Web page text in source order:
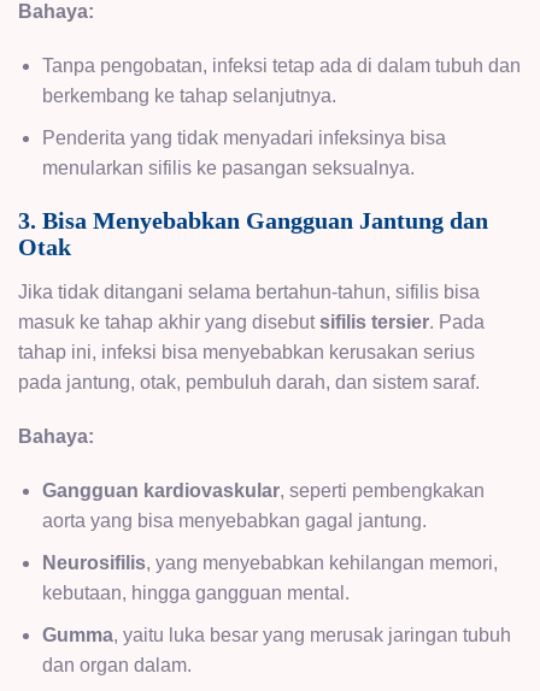
Bahaya:
Tanpa pengobatan, infeksi tetap ada di dalam tubuh dan
berkembang ke tahap selanjutnya.
Penderita yang tidak menyadari infeksinya bisa
menularkan sifilis ke pasangan seksualnya.
3. Bisa Menyebabkan Gangguan Jantung dan
Otak
Jika tidak ditangani selama bertahun-tahun, sifilis bisa
masuk ke tahap akhir yang disebutsifilis tersier. Pada
tahap ini, infeksi bisa menyebabkan kerusakan serius
pada jantung, otak, pembuluh darah, dan sistem saraf.
Bahaya:
Gangguan kardiovaskular, seperti pembengkakan
aorta yang bisa menyebabkan gagal jantung.
Neurosifilis, yang menyebabkan kehilangan memori,
kebutaan, hingga gangguan mental.
Gumma, yaitu luka besar yang merusak jaringan tubuh
dan organ dalam.